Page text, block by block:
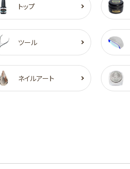
トップ
ツール
ネイルアート